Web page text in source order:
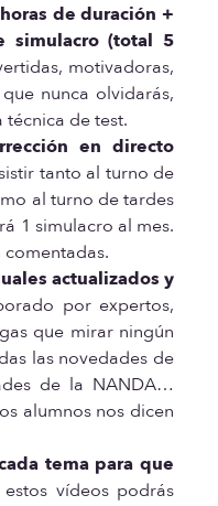
de duración +
simulacro (total 5
motivadoras,
nunca olvidarás,
de test.
en directo
tanto al turno de
al turno de tardes
1 simulacro al mes.
comentadas.
actualizados y
por expertos,
que mirar ningún
las novedades de
de la NANDA…
alumnos nos dicen
tema para que
estos vídeos podrás